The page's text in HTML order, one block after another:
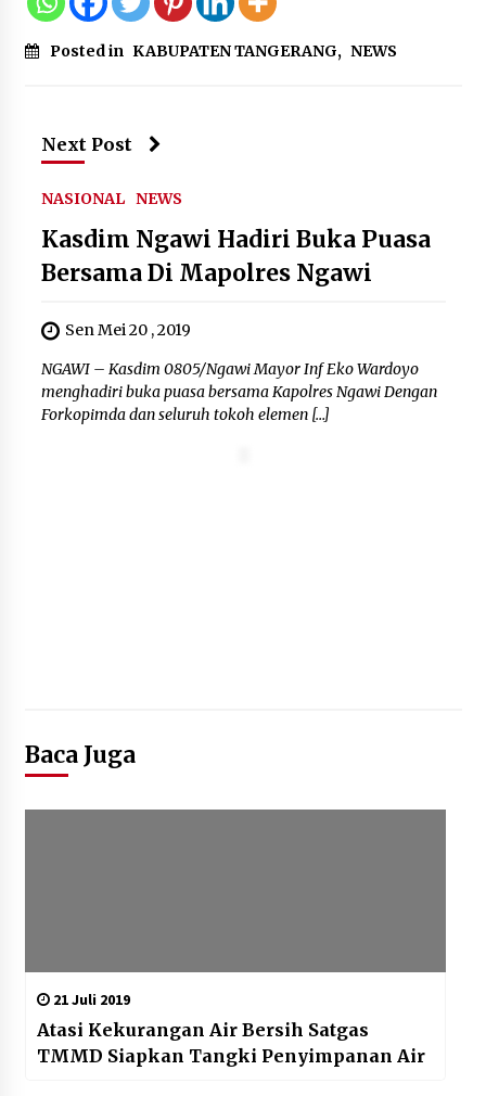
untuk Menemani Aktivitas
sebagai Destinasi Wisata Bahari
8 Agustus 2026
Ekonomi Masyarakat Papua
8 Agustus 2026
Posted in KABUPATEN TANGERANG, NEWS
Next Post
NASIONAL NEWS
Kasdim Ngawi Hadiri Buka Puasa
Bersama Di Mapolres Ngawi
Sen Mei 20 , 2019
NGAWI – Kasdim 0805/Ngawi Mayor Inf Eko Wardoyo
menghadiri buka puasa bersama Kapolres Ngawi Dengan
Forkopimda dan seluruh tokoh elemen […]
Baca Juga
21 Juli 2019
Atasi Kekurangan Air Bersih Satgas
TMMD Siapkan Tangki Penyimpanan Air